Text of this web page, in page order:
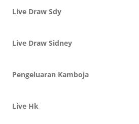
Live Draw Sdy
Live Draw Sidney
Pengeluaran Kamboja
Live Hk